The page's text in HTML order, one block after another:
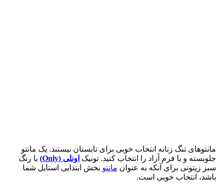
مانتوهای تنگ زنانه انتخاب خوبی برای تابستان نیستند. یک مانتو
جلوبسته و با فرم آزاد را انتخاب کنید. تونیک اونلی (Only
) با رنگ
سبز زیتونی برای آنکه به عنوان مانتو بخش ابتدایی استایل شما
باشد، انتخاب خوبی است.